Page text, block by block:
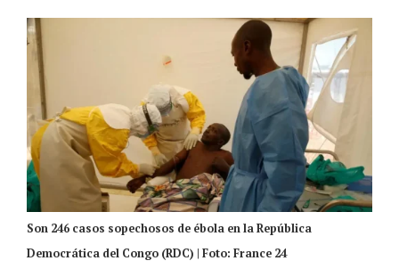
Son 246 casos sopechosos de ébola en la República
Democrática del Congo (RDC) | Foto: France 24